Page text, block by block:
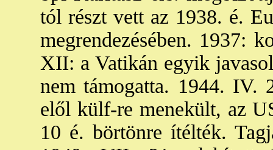
tól részt vett az 1938. é.
megrendezésében. 1937:
XII: a Vatikán egyik
nem támogatta. 1944. IV.
elől külf-re menekült, az
10 é. börtönre ítélték.